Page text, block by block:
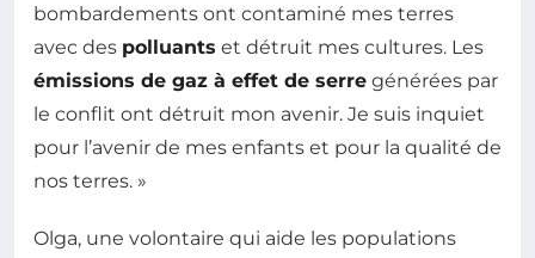
bombardements ont contaminé mes terres
avec des polluants et détruit mes cultures. Les
émissions de gaz à effet de serre générées par
le conflit ont détruit mon avenir. Je suis inquiet
pour l’avenir de mes enfants et pour la qualité de
nos terres. »
Olga, une volontaire qui aide les populations